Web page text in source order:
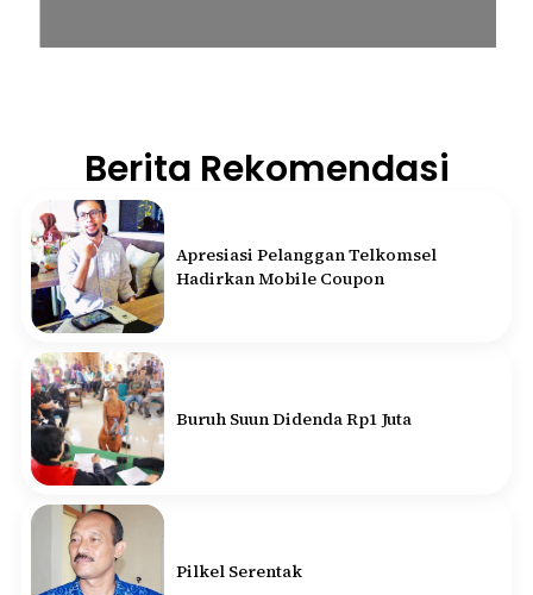
Berita Rekomendasi
Apresiasi Pelanggan Telkomsel
Hadirkan Mobile Coupon
Buruh Suun Didenda Rp1 Juta
Pilkel Serentak